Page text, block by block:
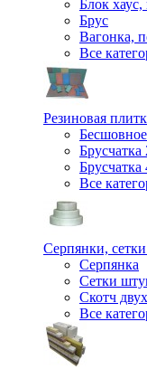
Блок
Брус
Вагонка,
Все
Резиновая
Все
Серпянки,
Серпянка
Сетки
Скотч
Все